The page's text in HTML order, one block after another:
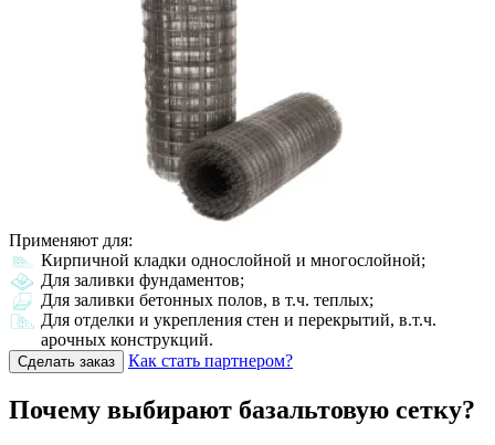
Применяют для:
Кирпичной кладки однослойной и многослойной;
Для заливки фундаментов;
Для заливки бетонных полов, в т.ч. теплых;
Для отделки и укрепления стен и перекрытий, в.т.ч.
арочных конструкций.
Сделать заказ Как стать партнером?
Почему выбирают базальтовую сетку?